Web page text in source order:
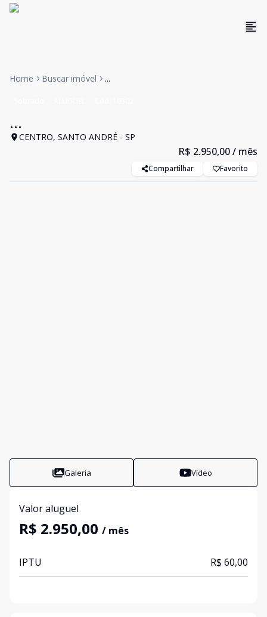
Home Buscar imóvel ...
...
CENTRO, SANTO ANDRÉ - SP
R$ 2.950,00/ mês
Compartilhar Favorito
Galeria Vídeo
Valor aluguel
R$ 2.950,00 / mês
IPTU R$ 60,00